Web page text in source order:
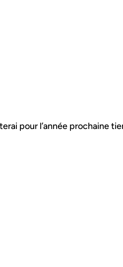
pour l’année prochaine